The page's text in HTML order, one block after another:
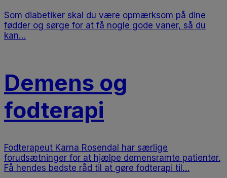
Som diabetiker skal du være opmærksom på dine
fødder og sørge for at få nogle gode vaner, så du
kan…
Demens og
fodterapi
Fodterapeut Karna Rosendal har særlige
forudsætninger for at hjælpe demensramte patienter.
Få hendes bedste råd til at gøre fodterapi til…